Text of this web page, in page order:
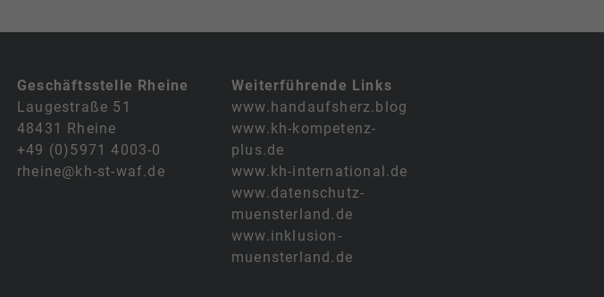
Geschäftsstelle Rheine
Laugestraße 51
48431 Rheine
+49 (0)5971 4003-0
rheine@kh-st-waf.de
Weiterführende Links
www.handaufsherz.blog
www.kh-kompetenz-
plus.de
www.kh-international.de
www.datenschutz-
muensterland.de
www.inklusion-
muensterland.de